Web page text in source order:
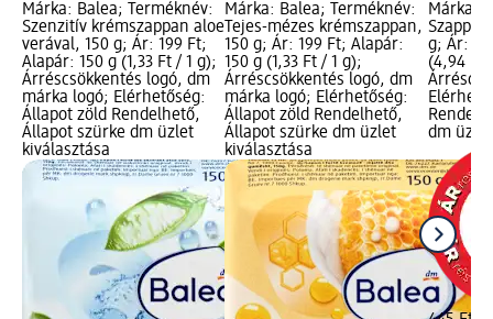
Márka: Balea; Terméknév:
Szenzitív krémszappan aloe
verával, 150 g; Ár: 199 Ft;
Alapár: 150 g (1,33 Ft / 1 g);
Árréscsökkentés logó, dm
márka logó; Elérhetőség:
Állapot zöld Rendelhető,
Állapot szürke dm üzlet
kiválasztása
Márka: Balea; Terméknév:
Tejes-mézes krémszappan,
150 g; Ár: 199 Ft; Alapár:
150 g (1,33 Ft / 1 g);
Árréscsökkentés logó, dm
márka logó; Elérhetőség:
Állapot zöld Rendelhető,
Állapot szürke dm üzlet
kiválasztása
Márka:
g; Ár:
(4,94 Ft
dm